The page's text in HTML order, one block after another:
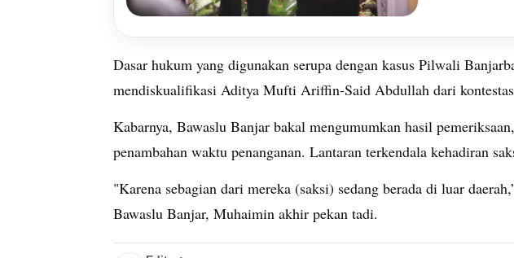
Dasar hukum yang digunakan serupa dengan kasus Pilwali
mendiskualifikasi Aditya Mufti Ariffin-Said Abdullah dari
Kabarnya, Bawaslu Banjar bakal mengumumkan hasil
penambahan waktu penanganan. Lantaran terkendala kehadiran
"Karena sebagian dari mereka (saksi) sedang berada di luar
Bawaslu Banjar, Muhaimin akhir pekan tadi.